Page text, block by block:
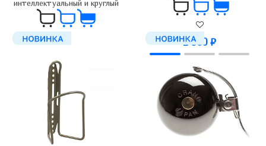
интеллектуальный и круглый
2 900₽